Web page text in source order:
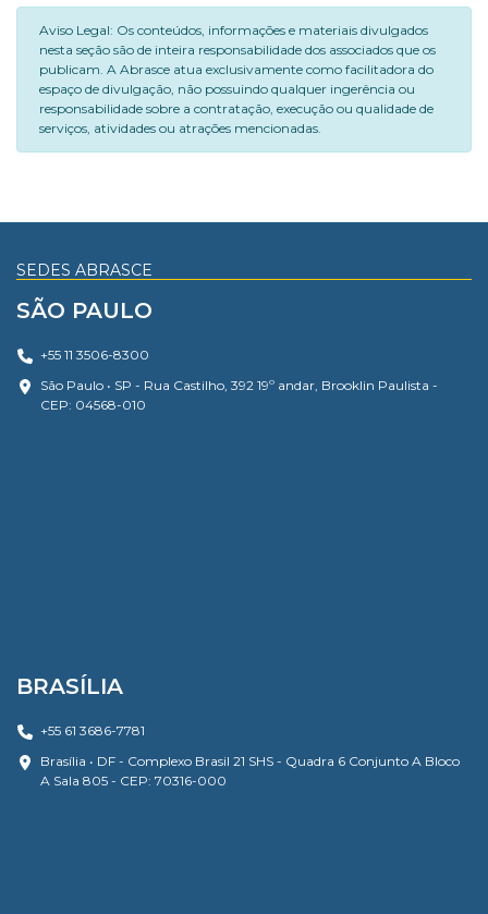
Aviso Legal: Os conteúdos, informações e materiais divulgados
nesta seção são de inteira responsabilidade dos associados que os
publicam. A Abrasce atua exclusivamente como facilitadora do
espaço de divulgação, não possuindo qualquer ingerência ou
responsabilidade sobre a contratação, execução ou qualidade de
serviços, atividades ou atrações mencionadas.
SEDES ABRASCE
SÃO PAULO
+55 11 3506-8300
São Paulo • SP - Rua Castilho, 392 19º andar, Brooklin Paulista -
CEP: 04568-010
BRASÍLIA
+55 61 3686-7781
Brasília • DF - Complexo Brasil 21 SHS - Quadra 6 Conjunto A Bloco
A Sala 805 - CEP: 70316-000